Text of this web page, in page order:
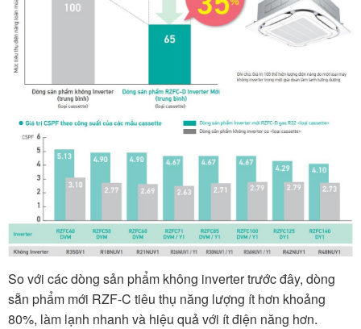
So với các dòng sản phẩm không inverter trước đây, dòng
sẵn phẩm mới RZF-C tiêu thụ năng lượng ít hơn khoảng
80%, làm lạnh nhanh và hiệu quả với ít điện năng hơn.